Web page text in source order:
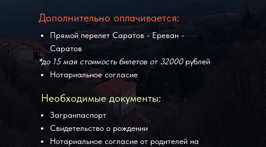
Прямой перелет Саратов - Ереван -
Саратов
*до 15 мая стоимость билетов от 32000 рублей
Нотариальное согласие
Загранпаспорт
Свидетельство о рождении
Нотариальное согласие от родителей на
Дополнительно оплачиваетcя:
Необходимые документы: